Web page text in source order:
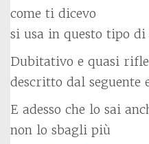
come ti dicevo
si usa in questo tipo
Dubitativo e quasi
descritto dal seguente
E adesso che lo sai
non lo sbagli più